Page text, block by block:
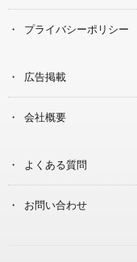
プライバシーポリシー
広告掲載
会社概要
よくある質問
お問い合わせ